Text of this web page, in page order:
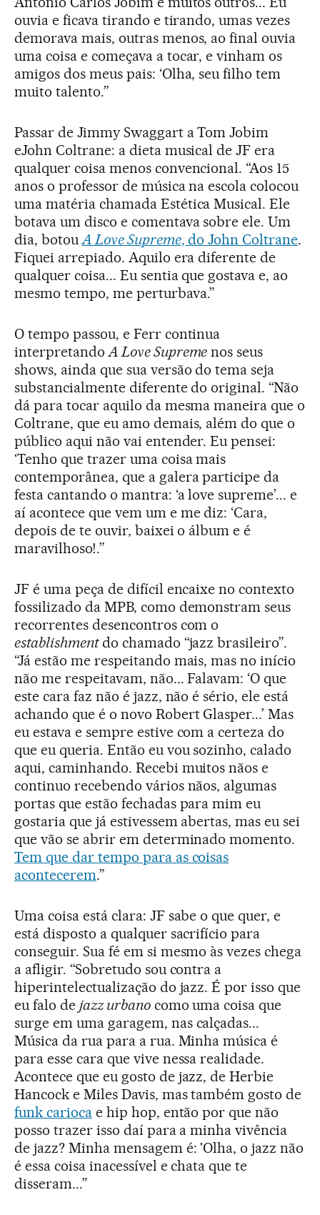
ouvia e ficava tirando e tirando, umas vezes
demorava mais, outras menos, ao final ouvia
uma coisa e começava a tocar, e vinham os
amigos dos meus pais: ‘Olha, seu filho tem
muito talento.”
Passar de Jimmy Swaggart a Tom Jobim
eJohn Coltrane: a dieta musical de JF era
qualquer coisa menos convencional. “Aos 15
anos o professor de música na escola colocou
uma matéria chamada Estética Musical. Ele
botava um disco e comentava sobre ele. Um
dia, botouA Love Supreme, do John Coltrane.
Fiquei arrepiado. Aquilo era diferente de
qualquer coisa... Eu sentia que gostava e, ao
mesmo tempo, me perturbava.”
O tempo passou, e Ferr continua
interpretandoA Love Supreme nos seus
shows, ainda que sua versão do tema seja
substancialmente diferente do original. “Não
dá para tocar aquilo da mesma maneira que o
Coltrane, que eu amo demais, além do que o
público aqui não vai entender. Eu pensei:
‘Tenho que trazer uma coisa mais
contemporânea, que a galera participe da
festa cantando o mantra: ‘a love supreme’... e
aí acontece que vem um e me diz: ‘Cara,
depois de te ouvir, baixei o álbum e é
maravilhoso!.”
JF é uma peça de difícil encaixe no contexto
fossilizado da MPB, como demonstram seus
recorrentes desencontros com o
establishmentdo chamado “jazz brasileiro”.
“Já estão me respeitando mais, mas no início
não me respeitavam, não... Falavam: ‘O que
este cara faz não é jazz, não é sério, ele está
achando que é o novo Robert Glasper...’ Mas
eu estava e sempre estive com a certeza do
que eu queria. Então eu vou sozinho, calado
aqui, caminhando. Recebi muitos nãos e
continuo recebendo vários nãos, algumas
portas que estão fechadas para mim eu
gostaria que já estivessem abertas, mas eu sei
que vão se abrir em determinado momento.
Tem que dar tempo para as coisas
acontecerem.”
Uma coisa está clara: JF sabe o que quer, e
está disposto a qualquer sacrifício para
conseguir. Sua fé em si mesmo às vezes chega
a afligir. “Sobretudo sou contra a
hiperintelectualização do jazz. É por isso que
eu falo de jazz urbanocomo uma coisa que
surge em uma garagem, nas calçadas...
Música da rua para a rua. Minha música é
para esse cara que vive nessa realidade.
Acontece que eu gosto de jazz, de Herbie
Hancock e Miles Davis, mas também gosto de
funk cariocae hip hop, então por que não
posso trazer isso daí para a minha vivência
de jazz? Minha mensagem é: 'Olha, o jazz não
é essa coisa inacessível e chata que te
disseram...”